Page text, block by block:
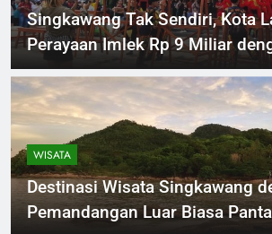
Singkawang Tak Sendiri, Kota
Perayaan Imlek Rp 9 Miliar
Nuansa Ramadhan
WISATA
Destinasi Wisata Singkawang
Pemandangan Luar Biasa